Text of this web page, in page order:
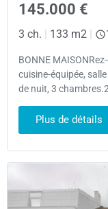
145.000 €
3 ch. | 133 m2 |
BONNE
cuisine-équipée,
de nuit, 3
Plus de détails